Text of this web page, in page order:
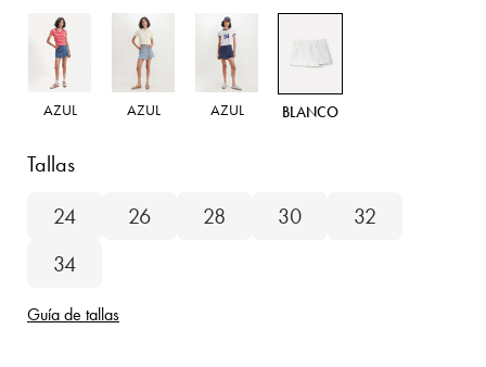
AZUL AZUL AZUL BLANCO
Tallas
24
26 28 30
32
34
Guía de tallas